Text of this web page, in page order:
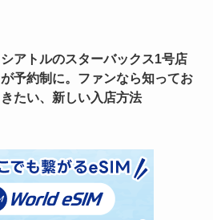
シアトルのスターバックス1号店
が予約制に。ファンなら知ってお
きたい、新しい入店方法